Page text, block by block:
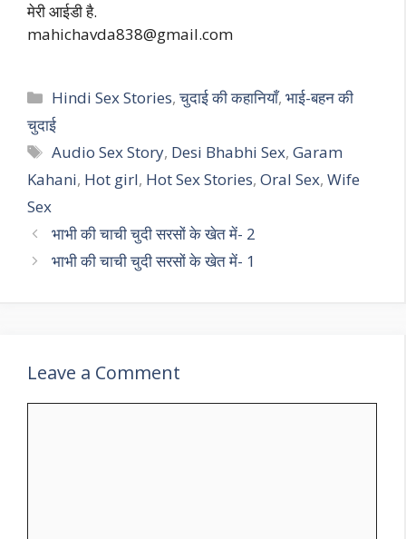
मेरी आईडी है.
mahichavda838@gmail.com
Categories
Hindi Sex Stories,चुदाई की कहानियाँ,भाई-बहन की
चुदाई
Tags
Audio Sex Story, Desi Bhabhi Sex,Garam
Kahani, Hot girl, Hot Sex Stories, Oral Sex, Wife
Sex
भाभी की चाची चुदी सरसों के खेत में- 2
भाभी की चाची चुदी सरसों के खेत में- 1
Leave a Comment